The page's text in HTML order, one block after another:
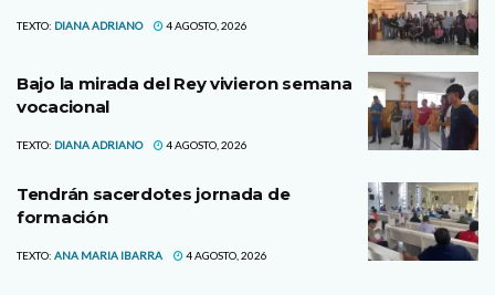
TEXTO: DIANA ADRIANO 4 AGOSTO, 2026
Bajo la mirada del Rey vivieron semana
vocacional
TEXTO: DIANA ADRIANO 4 AGOSTO, 2026
Tendrán sacerdotes jornada de
formación
TEXTO: ANA MARIA IBARRA 4 AGOSTO, 2026